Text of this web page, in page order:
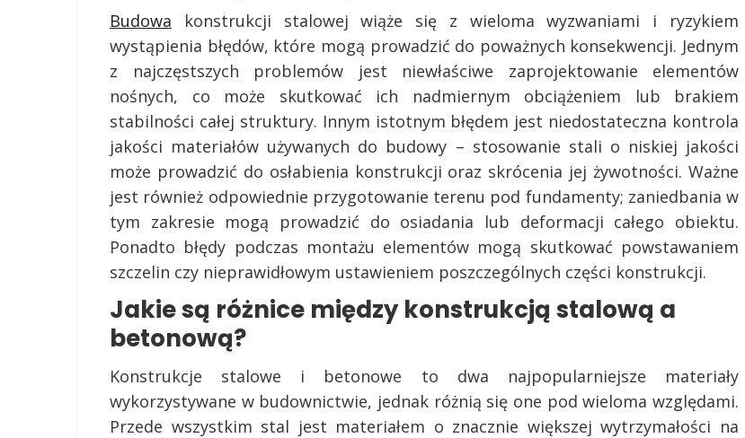
Budowa konstrukcji stalowej wiąże się z wieloma wyzwaniami i ryzykiem
wystąpienia błędów, które mogą prowadzić do poważnych konsekwencji. Jednym
z najczęstszych problemów jest niewłaściwe zaprojektowanie elementów
nośnych, co może skutkować ich nadmiernym obciążeniem lub brakiem
stabilności całej struktury. Innym istotnym błędem jest niedostateczna kontrola
jakości materiałów używanych do budowy – stosowanie stali o niskiej jakości
może prowadzić do osłabienia konstrukcji oraz skrócenia jej żywotności. Ważne
jest również odpowiednie przygotowanie terenu pod fundamenty; zaniedbania w
tym zakresie mogą prowadzić do osiadania lub deformacji całego obiektu.
Ponadto błędy podczas montażu elementów mogą skutkować powstawaniem
szczelin czy nieprawidłowym ustawieniem poszczególnych części konstrukcji.
Jakie są różnice między konstrukcją stalową a
betonową?
Konstrukcje stalowe i betonowe to dwa najpopularniejsze materiały
wykorzystywane w budownictwie, jednak różnią się one pod wieloma względami.
Przede wszystkim stal jest materiałem o znacznie większej wytrzymałości na